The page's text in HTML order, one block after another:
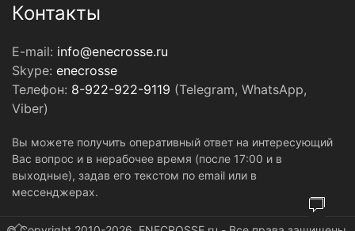
Контакты
E-mail: info@enecrosse.ru
Skype: enecrosse
Телефон: 8-922-922-9119 (Telegram, WhatsApp,
Viber)
Вы можете получить оперативный ответ на интересующий
Вас вопрос и в нерабочее время (после 17:00 и в
выходные), задав его текстом по email или в
мессенджерах.